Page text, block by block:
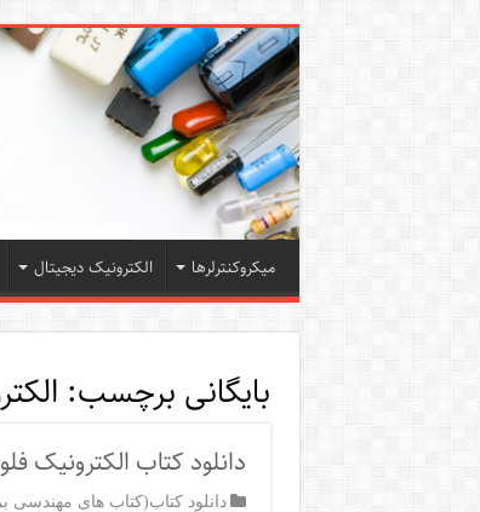
میکروکنترلرها الکترونیک دیجیتال
بایگانی برچسب:
دانلود کتاب الکترونیک
دانلود کتاب(کتاب های مهندسی